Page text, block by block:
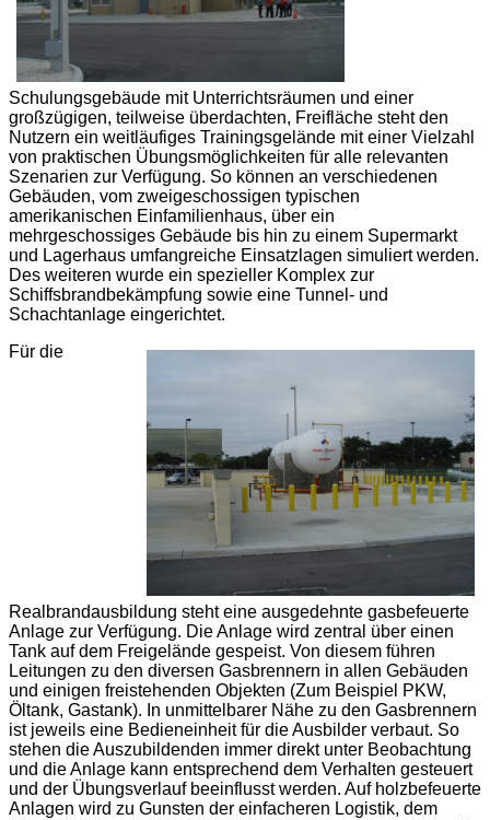
Schulungsgebäude mit Unterrichtsräumen und einer
großzügigen, teilweise überdachten, Freifläche steht den
Nutzern ein weitläufiges Trainingsgelände mit einer Vielzahl
von praktischen Übungsmöglichkeiten für alle relevanten
Szenarien zur Verfügung. So können an verschiedenen
Gebäuden, vom zweigeschossigen typischen
amerikanischen Einfamilienhaus, über ein
mehrgeschossiges Gebäude bis hin zu einem Supermarkt
und Lagerhaus umfangreiche Einsatzlagen simuliert werden.
Des weiteren wurde ein spezieller Komplex zur
Schiffsbrandbekämpfung sowie eine Tunnel- und
Schachtanlage eingerichtet.
Für die
Realbrandausbildung steht eine ausgedehnte gasbefeuerte
Anlage zur Verfügung. Die Anlage wird zentral über einen
Tank auf dem Freigelände gespeist. Von diesem führen
Leitungen zu den diversen Gasbrennern in allen Gebäuden
und einigen freistehenden Objekten (Zum Beispiel PKW,
Öltank, Gastank). In unmittelbarer Nähe zu den Gasbrennern
ist jeweils eine Bedieneinheit für die Ausbilder verbaut. So
stehen die Auszubildenden immer direkt unter Beobachtung
und die Anlage kann entsprechend dem Verhalten gesteuert
und der Übungsverlauf beeinflusst werden. Auf holzbefeuerte
Anlagen wird zu Gunsten der einfacheren Logistik, dem